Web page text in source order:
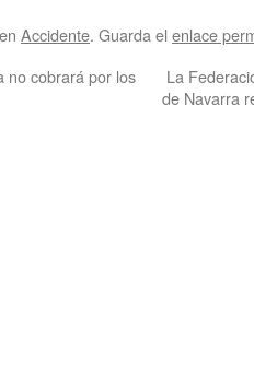
Accidente. Guarda el enlace
no cobrará por los
La
de Navarra